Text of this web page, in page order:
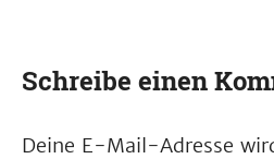
Schreibe einen
Deine E-Mail-Adresse